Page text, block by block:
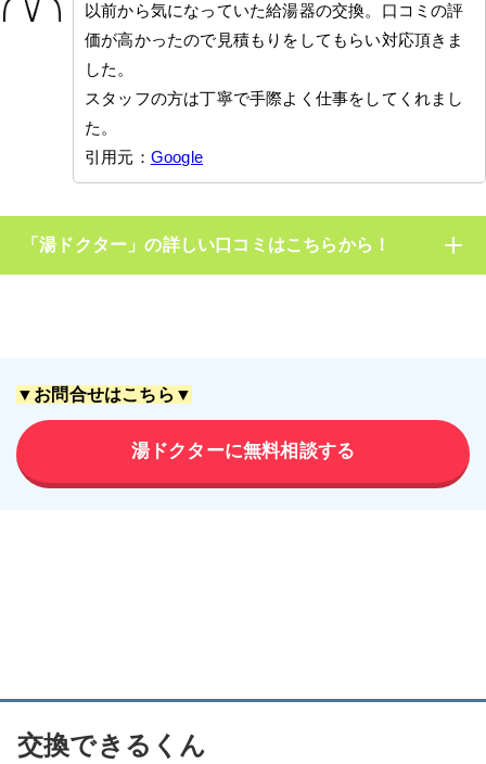
以前から気になっていた給湯器の交換。口コミの評
価が高かったので見積もりをしてもらい対応頂きま
した。
スタッフの方は丁寧で手際よく仕事をしてくれまし
た。
引用元： Google
「湯ドクター」の詳しい口コミはこちらから！
▼お問合せはこちら▼
湯ドクターに無料相談する
交換できるくん